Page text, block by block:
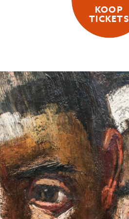
KOOP
TICKETS